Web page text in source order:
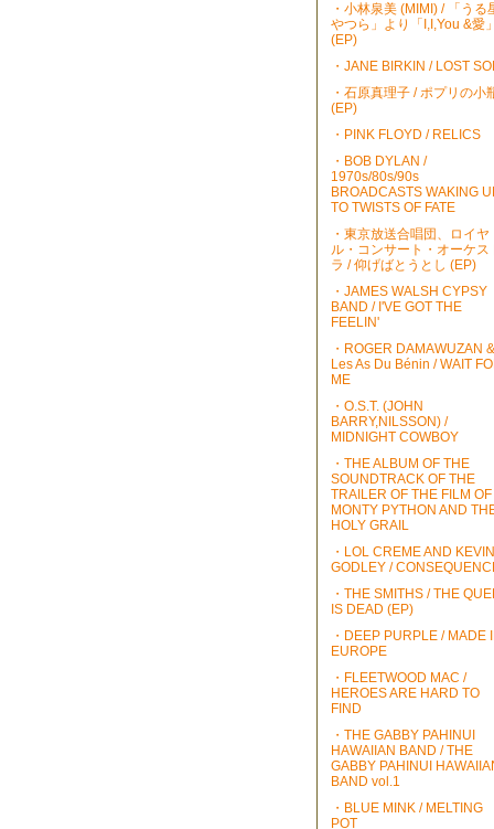
・小林泉美 (MIMI) / 「うる
やつら」より「I,I,You &愛」
(EP)
・JANE BIRKIN / LOST
・石原真理子 / ポプリの小
(EP)
・PINK FLOYD / RELICS
・BOB DYLAN /
1970s/80s/90s
BROADCASTS WAKING
TO TWISTS OF FATE
・東京放送合唱団、ロイヤ
ル・コンサート・オーケス
ラ / 仰げばとうとし (EP)
・JAMES WALSH CYPSY
BAND / I'VE GOT THE
FEELIN'
・ROGER DAMAWUZAN &
Les As Du Bénin / WAIT
ME
・O.S.T. (JOHN
BARRY,NILSSON) /
MIDNIGHT COWBOY
・THE ALBUM OF THE
SOUNDTRACK OF THE
TRAILER OF THE FILM OF
MONTY PYTHON AND
HOLY GRAIL
・LOL CREME AND KEVIN
GODLEY /
・THE SMITHS / THE
IS DEAD (EP)
・DEEP PURPLE / MADE
EUROPE
・FLEETWOOD MAC /
HEROES ARE HARD TO
FIND
・THE GABBY PAHINUI
HAWAIIAN BAND / THE
GABBY PAHINUI
BAND vol.1
・BLUE MINK / MELTING
POT